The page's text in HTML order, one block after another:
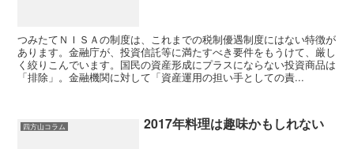
つみたてＮＩＳＡの制度は、これまでの税制優遇制度にはない特徴が
あります。金融庁が、投資信託等に満たすべき要件をもうけて、厳し
く絞りこんでいます。国民の資産形成にプラスにならない投資商品は
「排除」。金融機関に対して「資産運用の担い手としての責...
四方山コラム 2017年料理は趣味かもしれない